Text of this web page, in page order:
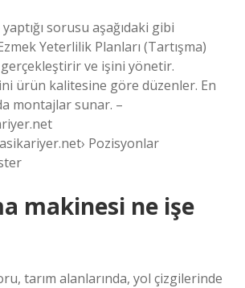
yaptığı sorusu aşağıdaki gibi
Yeterlilik Planları (Tartışma)
ve işini yönetir.
ürün kalitesine göre düzenler. En
montajlar sunar. –
Pozisyonlar
makinesi ne işe
tarım alanlarında, yol çizgilerinde